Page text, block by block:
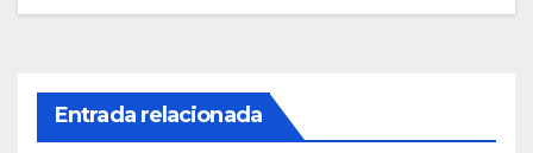
Entrada relacionada